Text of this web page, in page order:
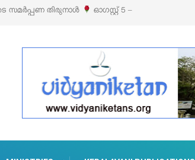
സെയിലും ഓഗസ്റ്റ് 8-ന് പെരുമാനൂരിൽ